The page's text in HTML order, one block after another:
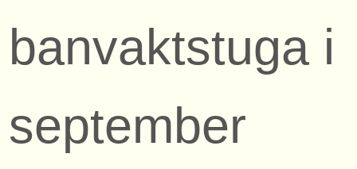
banvaktstuga i
september